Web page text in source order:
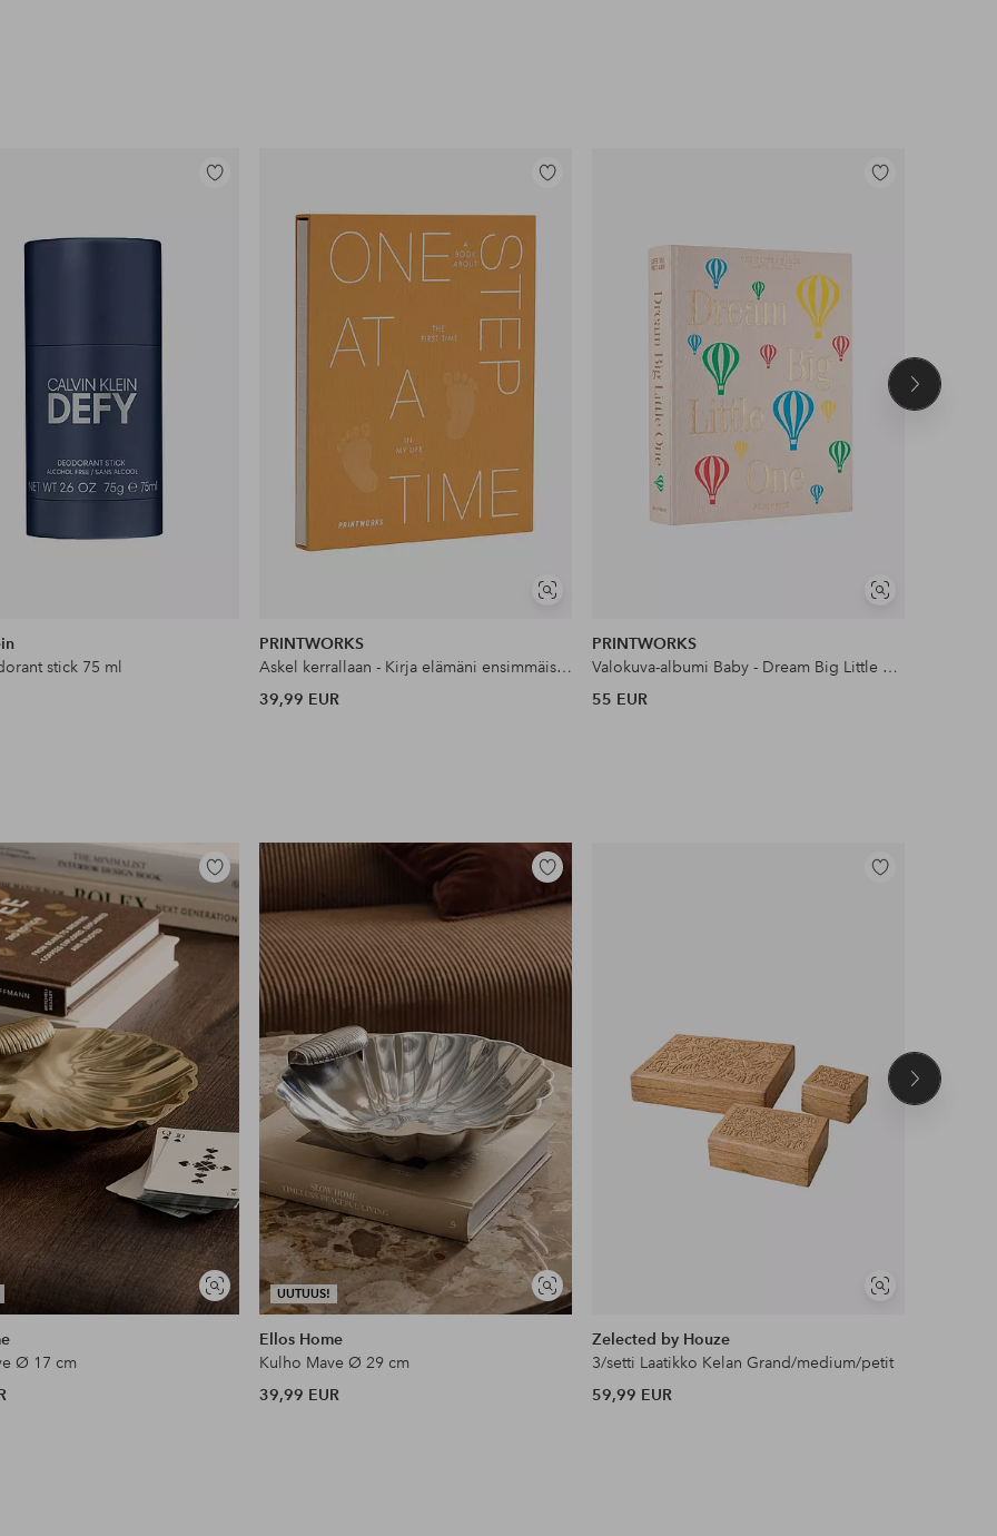
Lisää
stick 75 ml
Näytä
Lisää
PRINTWORKS
Askel kerrallaan - Kirja elämäni ensimmäisestä kerrasta
39,99 EUR
Näytä
Lisää
PRINTWORKS
Valokuva-albumi Baby - Dream Big Little One
55 EUR
Seuraava
Näytä
samankaltaisia
Lisää
suosikkeihin
Ø 17 cm
UUTUUS!
Näytä
samankaltaisia
Lisää
suosikkeihin
Ellos Home
Kulho Mave Ø 29 cm
39,99 EUR
Näytä
Lisää
Zelected by Houze
3/setti Laatikko Kelan Grand/medium/petit
59,99 EUR
Seuraava